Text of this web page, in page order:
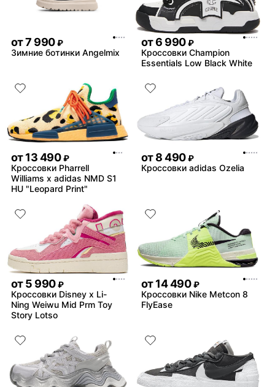
от7 990 ₽
Зимние ботинки Angelmix
от6 990 ₽
Кроссовки Champion
Essentials Low Black White
от13 490 ₽
Кроссовки Pharrell
Williams x adidas NMD S1
HU "Leopard Print"
от8 490 ₽
Кроссовки adidas Ozelia
от5 990 ₽
Кроссовки Disney x Li-
Ning Weiwu Mid Prm Toy
Story Lotso
от14 490 ₽
Кроссовки Nike Metcon 8
FlyEase